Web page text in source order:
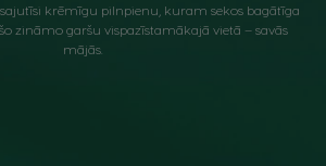
krēmīgu pilnpienu, kuram sekos bagātīga
zināmo garšu vispazīstamākajā vietā – savās
mājās.